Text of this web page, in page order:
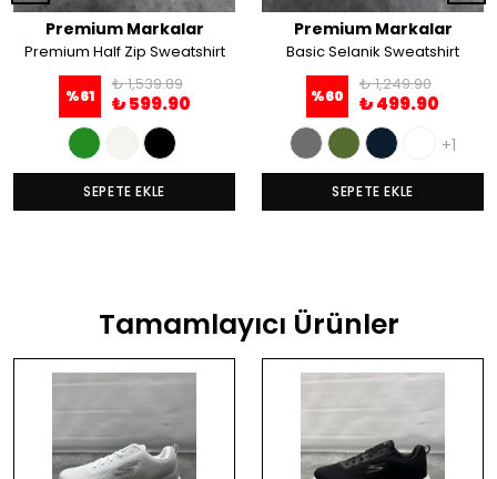
Premium Markalar
Premium Half Zip Sweatshirt
%61
₺ 1,539.89
₺ 599.90
SEPETE EKLE
Premium Markalar
Basic Selanik Sweatshirt
%60
₺ 1,249.90
₺ 499.90
+1
SEPETE EKLE
Tamamlayıcı Ürünler